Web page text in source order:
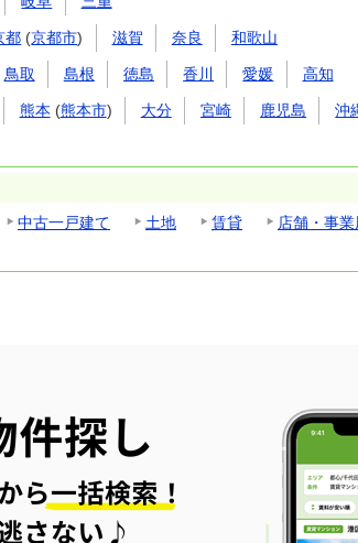
都 (京都市) 滋賀 奈良 和歌山
鳥取 島根 徳島 香川 愛媛 高知
熊本 (熊本市) 大分 宮崎 鹿児島 沖
中古一戸建て 土地 賃貸
店舗・事業